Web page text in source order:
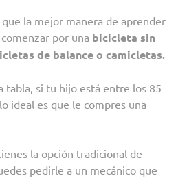
la mejor manera de aprender
por una bicicleta sin
de balance o camicletas.
tabla, si tu hijo está entre los 85
ideal es que le compres una
la opción tradicional de
pedirle a un mecánico que